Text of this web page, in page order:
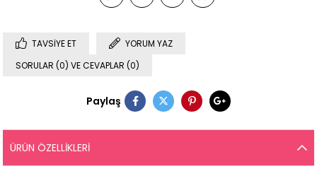
TAVSIYE ET
YORUM YAZ
SORULAR (0) VE CEVAPLAR (0)
Paylaş
ÜRÜN ÖZELLIKLERI